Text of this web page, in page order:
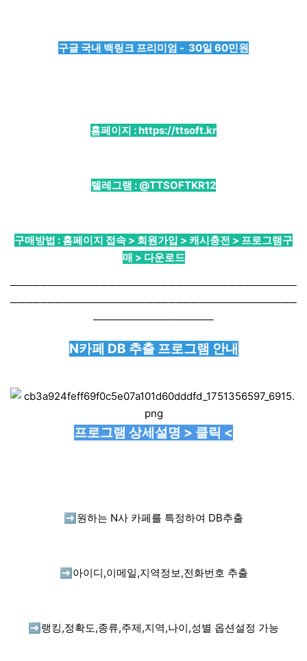
구글 국내 백링크 프리미엄 - 30일 60민원
홈페이지 :https://ttsoft.kr
텔레그램 : @TTSOFTKR12
구매방법 : 홈페이지 접속 > 회원가입 > 캐시충전 > 프로그램구
매 > 다운로드
──────────────────────────────────────
──────────────────────────────────────
────────────────
N카페 DB 추출 프로그램 안내
프로그램 상세설명 > 클릭 <
➡️ 원하는 N사 카페를 특정하여 DB추출
➡️ 아이디,이메일,지역정보,전화번호 추출
➡️ 랭킹,정확도,종류,주제,지역,나이,성별 옵션설정 가능